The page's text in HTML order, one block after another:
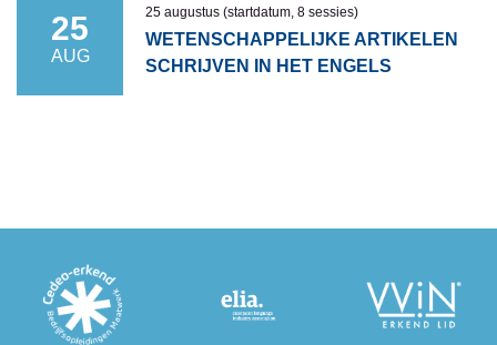
25
AUG
25 augustus (startdatum, 8 sessies)
WETENSCHAPPELIJKE ARTIKELEN
SCHRIJVEN IN HET ENGELS